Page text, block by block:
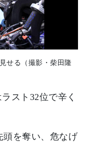
せる（撮影・柴田隆
スト32位で辛く
頭を奪い、危なげ